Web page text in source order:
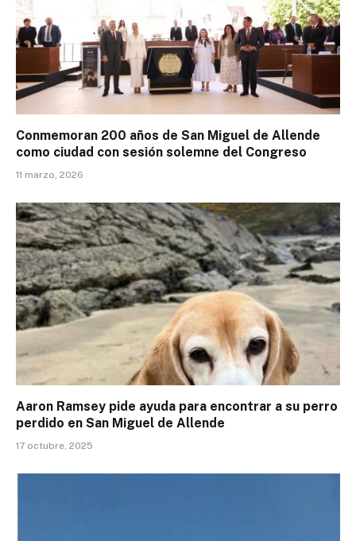
Conmemoran 200 años de San Miguel de Allende
como ciudad con sesión solemne del Congreso
11 marzo, 2026
Aaron Ramsey pide ayuda para encontrar a su perro
perdido en San Miguel de Allende
17 octubre, 2025